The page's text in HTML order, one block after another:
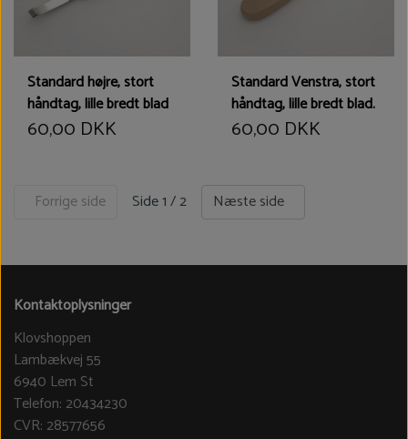
Standard højre, stort
håndtag, lille bredt blad
60,00 DKK
Standard Venstra, stort
håndtag, lille bredt blad.
60,00 DKK
Forrige side Side 1 / 2 Næste side
Kontaktoplysninger
Klovshoppen
Lambækvej 55
6940 Lem St
Telefon: 20434230
CVR: 28577656